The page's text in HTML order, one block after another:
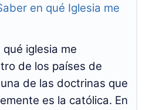
en qué Iglesia me
iglesia me
de los países de
de las doctrinas que
es la católica. En